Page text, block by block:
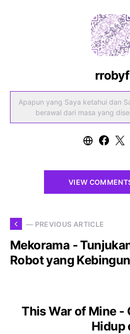
rrobyf
Apapun yang Saya ketahui dan
berawal dari masa yang
VIEW
— PREVIOUS ARTICLE
Mekorama -
Robot yang
This War of Mine -
Hidup